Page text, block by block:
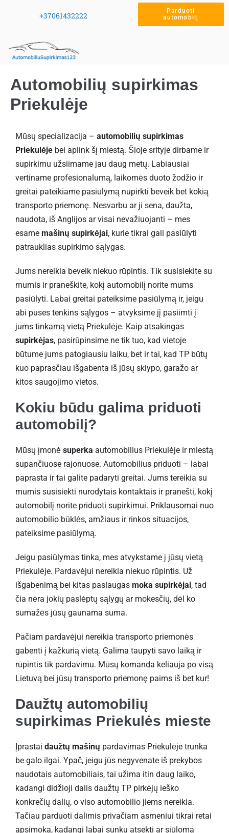
+37061432222
Parduoti
automobilį
Automobilių supirkimas
Priekulėje
Mūsų specializacija – automobilių supirkimas
Priekulėje bei aplink šį miestą. Šioje srityje dirbame ir
supirkimu užsiimame jau daug metų. Labiausiai
vertiname profesionalumą, laikomės duoto žodžio ir
greitai pateikiame pasiūlymą nupirkti beveik bet kokią
transporto priemonę. Nesvarbu ar ji sena, daužta,
naudota, iš Anglijos ar visai nevažiuojanti – mes
esame mašinų supirkėjai, kurie tikrai gali pasiūlyti
patrauklias supirkimo sąlygas.
Jums nereikia beveik niekuo rūpintis. Tik susisiekite su
mumis ir praneškite, kokį automobilį norite mums
pasiūlyti. Labai greitai pateiksime pasiūlymą ir, jeigu
abi puses tenkins sąlygos – atvyksime jį pasiimti į
jums tinkamą vietą Priekulėje. Kaip atsakingas
supirkėjas, pasirūpinsime ne tik tuo, kad vietoje
būtume jums patogiausiu laiku, bet ir tai, kad TP būtų
kuo paprasčiau išgabenta iš jūsų sklypo, garažo ar
kitos saugojimo vietos.
Kokiu būdu galima priduoti
automobilį?
Mūsų įmonė superka automobilius Priekulėje ir miestą
supančiuose rajonuose. Automobilius priduoti – labai
paprasta ir tai galite padaryti greitai. Jums tereikia su
mumis susisiekti nurodytais kontaktais ir pranešti, kokį
automobilį norite priduoti supirkimui. Priklausomai nuo
automobilio būklės, amžiaus ir rinkos situacijos,
pateiksime pasiūlymą.
Jeigu pasiūlymas tinka, mes atvykstame į jūsų vietą
Priekulėje. Pardavėjui nereikia niekuo rūpintis. Už
išgabenimą bei kitas paslaugas moka supirkėjai, tad
čia nėra jokių paslėptų sąlygų ar mokesčių, dėl ko
sumažės jūsų gaunama suma.
Pačiam pardavėjui nereikia transporto priemonės
gabenti į kažkurią vietą. Galima taupyti savo laiką ir
rūpintis tik pardavimu. Mūsų komanda keliauja po visą
Lietuvą bei jūsų transporto priemonę paims iš bet kur!
Daužtų automobilių
supirkimas Priekulės mieste
Įprastai daužtų mašinų pardavimas Priekulėje trunka
be galo ilgai. Ypač, jeigu jūs negyvenate iš prekybos
naudotais automobiliais, tai užima itin daug laiko,
kadangi didžioji dalis daužtų TP pirkėjų ieško
konkrečių dalių, o viso automobilio jiems nereikia.
Tačiau parduoti dalimis privačiam asmeniui tikrai retai
apsimoka, kadangi labai sunku atsekti ar siūloma